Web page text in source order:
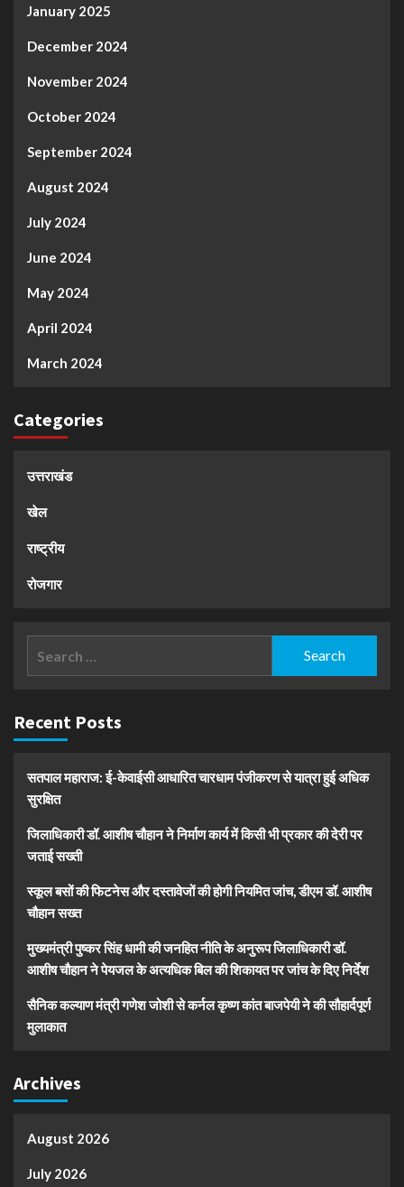
January 2025
December 2024
November 2024
October 2024
September 2024
August 2024
July 2024
June 2024
May 2024
April 2024
March 2024
Categories
उत्तराखंड
खेल
राष्ट्रीय
रोजगार
Recent Posts
सतपाल महाराज: ई-केवाईसी आधारित चारधाम पंजीकरण से यात्रा हुई अधिक
सुरक्षित
जिलाधिकारी डॉ. आशीष चौहान ने निर्माण कार्य में किसी भी प्रकार की देरी पर
जताई सख्ती
स्कूल बसों की फिटनेस और दस्तावेजों की होगी नियमित जांच, डीएम डॉ. आशीष
चौहान सख्त
मुख्यमंत्री पुष्कर सिंह धामी की जनहित नीति के अनुरूप जिलाधिकारी डॉ.
आशीष चौहान ने पेयजल के अत्यधिक बिल की शिकायत पर जांच के दिए निर्देश
सैनिक कल्याण मंत्री गणेश जोशी से कर्नल कृष्ण कांत बाजपेयी ने की सौहार्दपूर्ण
मुलाकात
Archives
August 2026
July 2026